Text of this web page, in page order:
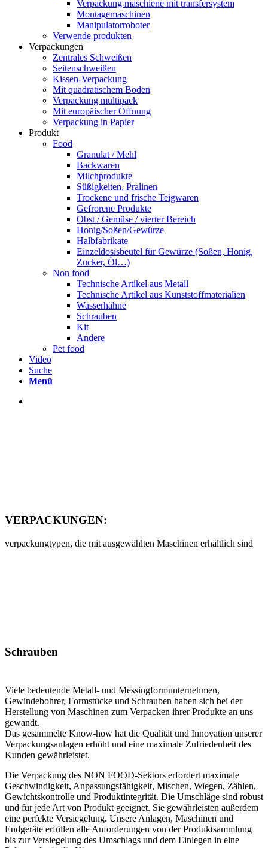
Verpackung maschiene mit transfersystem
Montagemaschinen
Manipulatorroboter
Verwende produkten
Verpackungen
Zentrales Schweißen
Seitenschweißen
Kissen-Verpackung
Mit quadratischem Boden
Verpackung multipack
Mit europäischer Öffnung
Verpackung in Papier
Produkt
Food
Granulat / Mehl
Backwaren
Milchprodukte
Süßigkeiten, Pralinen
Trockene und frische Teigwaren
Gefrorene Produkte
Obst / Gemüse / vierter Bereich
Honig/Soßen/Gewürze
Halbfabrikate
Einzeldosisbeutel für Gewürze (Soßen, Honig,
Zucker, Öl…)
Non food
Technische Artikel aus Metall
Technische Artikel aus Kunststoffmaterialien
Wasserhähne
Schrauben
Kit
Andere
Pet food
Video
Suche
Menü
VERPACKUNGEN:
verpackungtypen, die mit ausgewählten Maschinen erhältlich sind
Schrauben
Viele bedeutende Metall- und Messingformunternehmen,
Gewindebohrer, Formstücke und Schrauben haben sich bei der
Herstellung von Maschinen zum Verpacken ihrer Produkte an uns
gewandt.
Das gesammelte Know-how hat die Qualität und Innovation unserer
Verpackungsanlagen erhöht und eine maximale Zufriedenheit des
Kunden gewährleistet.
Die Verpackung des NON FOOD-Sektors erfordert maximale
Geschwindigkeit, Anpassungsfähigkeit, Mischen, Wiegen, Zählen,
Gewichtskontrolle und Produktintegrität. Die Umschläge sind robust
und für jede Art von Produkt geeignet. Sie gewährleisten außerdem
eine perfekte Versiegelung. Unsere Anlagen, Maschinen und
Endgeräte erfüllen alle Anforderungen von der Produktsammlung
bis zur Versiegelung des Umschlags und dem Einlegen in eine